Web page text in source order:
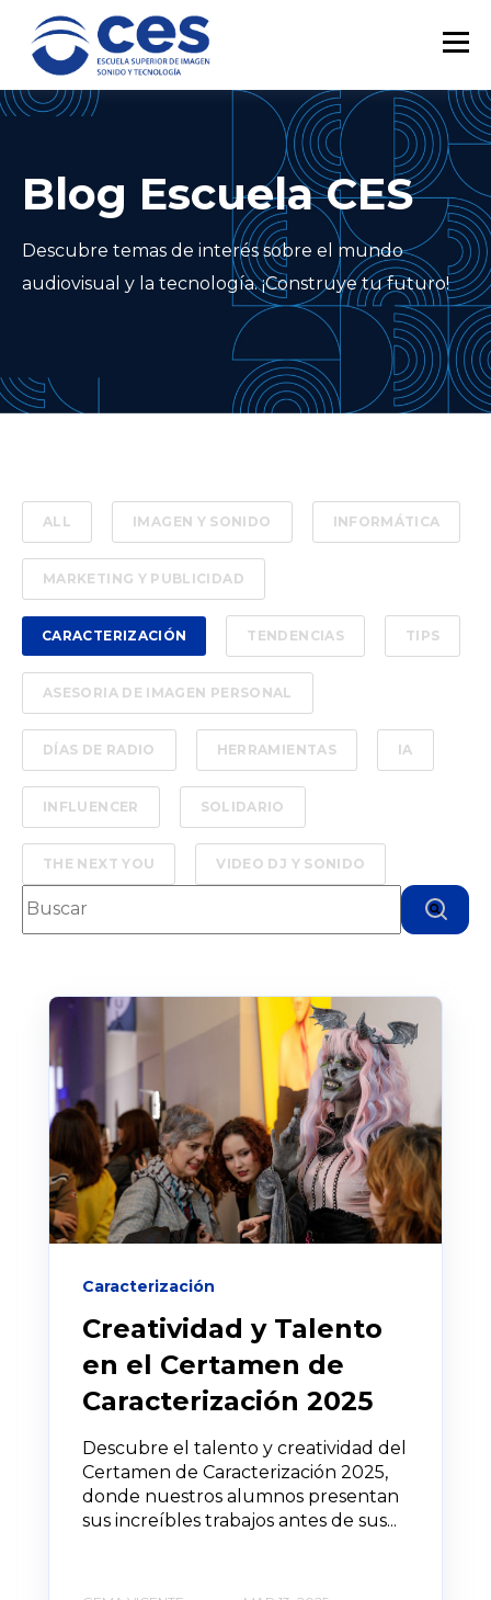
Blog Escuela CES
Descubre temas de interés sobre el mundo
audiovisual y la tecnología. ¡Construye tu futuro!
ALL IMAGEN Y SONIDO INFORMÁTICA
MARKETING Y PUBLICIDAD
CARACTERIZACIÓN TENDENCIAS TIPS
ASESORIA DE IMAGEN PERSONAL
DÍAS DE RADIO HERRAMIENTAS IA
INFLUENCER SOLIDARIO
THE NEXT YOU VIDEO DJ Y SONIDO
Esto es un campo de búsqueda con una función de
Caracterización
Creatividad y Talento
en el Certamen de
Caracterización 2025
Descubre el talento y creatividad del
Certamen de Caracterización 2025,
donde nuestros alumnos presentan
sus increíbles trabajos antes de sus...